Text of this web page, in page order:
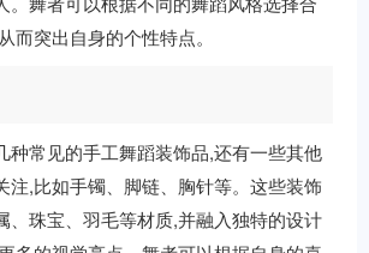
而突出自身的个性特点。
种常见的手工舞蹈装饰品,还有一些其他
注,比如手镯、脚链、胸针等。这些装饰
、珠宝、羽毛等材质,并融入独特的设计